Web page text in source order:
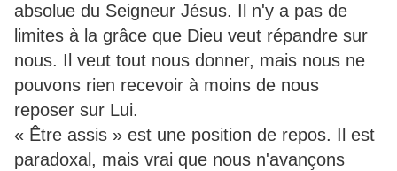
absolue du Seigneur Jésus. Il n'y a pas de
limites à la grâce que Dieu veut répandre sur
nous. Il veut tout nous donner, mais nous ne
pouvons rien recevoir à moins de nous
reposer sur Lui.
« Être assis » est une position de repos. Il est
paradoxal, mais vrai que nous n'avançons